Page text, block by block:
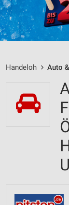
Handeloh Auto